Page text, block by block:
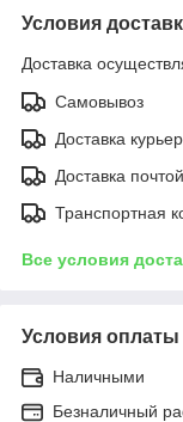
Условия
Доставка
Самовывоз
Доставка
Доставка почтой
Транспортная
Все условия
Условия оплаты
Наличными
Безналичный